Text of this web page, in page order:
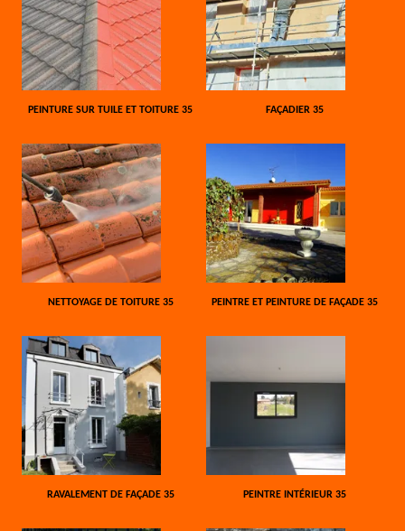
PEINTURE SUR TUILE ET TOITURE 35 FAÇADIER 35
NETTOYAGE DE TOITURE 35 PEINTRE ET PEINTURE DE FAÇADE 35
RAVALEMENT DE FAÇADE 35 PEINTRE INTÉRIEUR 35